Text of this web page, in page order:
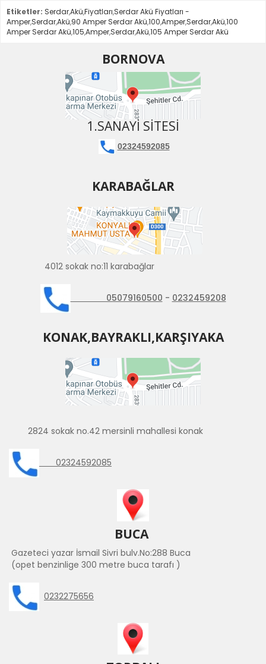
Etiketler: Serdar,Akü,Fiyatları,Serdar Akü Fiyatları -
Amper,Serdar,Akü,90 Amper Serdar Akü,100,Amper,Serdar,Akü,100
Amper Serdar Akü,105,Amper,Serdar,Akü,105 Amper Serdar Akü
BORNOVA
1.SANAYI SITESI
02324592085
KARABAĞLAR
4012 sokak no:11 karabağlar
05079160500 - 0232459208
KONAK,BAYRAKLI,KARŞIYAKA
2824 sokak no.42 mersinli mahallesi konak
02324592085
BUCA
Gazeteci yazar İsmail Sivri bulv.No:288 Buca
(opet benzinlige 300 metre buca tarafı )
0232275656